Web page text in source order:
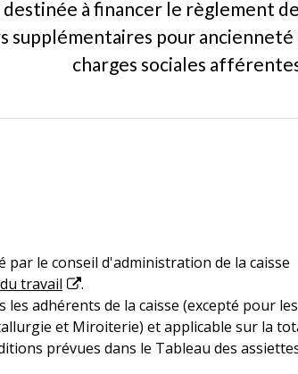
à financer le règlement
supplémentaires pour
charges sociales
par le conseil d'administration de la caisse
travail
.
adhérents de la caisse (excepté pour les
et Miroiterie) et applicable sur la
prévues dans le Tableau des